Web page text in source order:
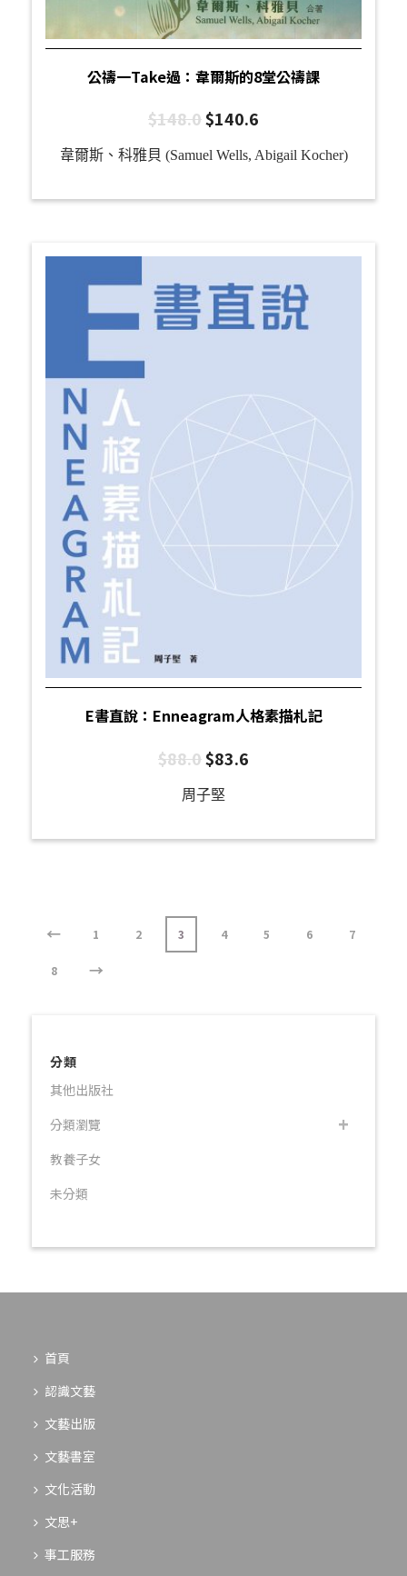
公禱一Take過：韋爾斯的8堂公禱課
$148.0$140.6
韋爾斯、科雅貝 (Samuel Wells, Abigail Kocher)
E書直說：Enneagram人格素描札記
$88.0$83.6
周子堅
← 1 2 3 4 5 6 7
8 →
分類
其他出版社
分類瀏覽
教養子女
未分類
首頁
認識文藝
文藝出版
文藝書室
文化活動
文思+
事工服務